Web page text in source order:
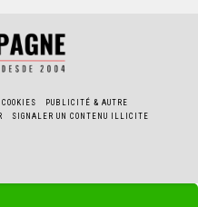
PUBLICITÉ & AUTRE
SIGNALER UN CONTENU ILLICITE